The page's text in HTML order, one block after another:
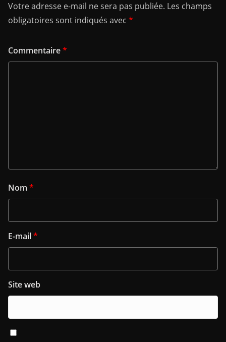
Votre adresse e-mail ne sera pas publiée. Les champs
obligatoires sont indiqués avec *
Commentaire*
Nom *
E-mail*
Site web